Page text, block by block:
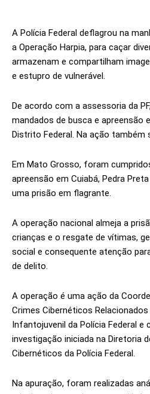
A Polícia Federal deflagrou na
a Operação Harpia, para caçar
armazenam e compartilham
e estupro de vulnerável.
De acordo com a assessoria da
mandados de busca e apreensão
Distrito Federal. Na ação também
Em Mato Grosso, foram
apreensão em Cuiabá, Pedra
uma prisão em flagrante.
A operação nacional almeja a
crianças e o resgate de vítimas,
social e consequente atenção
de delito.
A operação é uma ação da
Crimes Cibernéticos
Infantojuvenil da Polícia Federal e
investigação iniciada na Diretoria
Cibernéticos da Polícia Federal.
Na apuração, foram realizadas